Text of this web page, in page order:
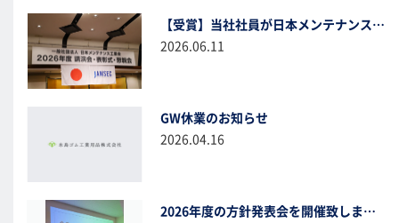
【受賞】当社社員が日本メンテナンス工業会より「メンテナンススペシャリスト」として表彰されました
2026.06.11
GW休業のお知らせ
2026.04.16
2026年度の方針発表会を開催致しました。